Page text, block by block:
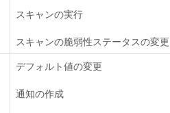
スキャンの実行
スキャンの脆弱性ステータスの変更
デフォルト値の変更
通知の作成